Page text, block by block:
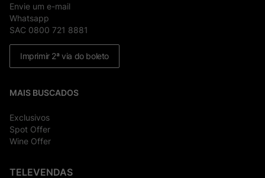
Envie um e-mail
Whatsapp
SAC 0800 721 8881
Imprimir 2ª via do boleto
MAIS BUSCADOS
Exclusivos
Spot Offer
Wine Offer
TELEVENDAS